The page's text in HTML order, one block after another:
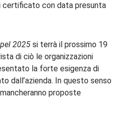
certificato con data presunta
2025 si terrà il prossimo 19
di ciò le organizzazioni
la forte esigenza di
dall’azienda. In questo senso
proposte